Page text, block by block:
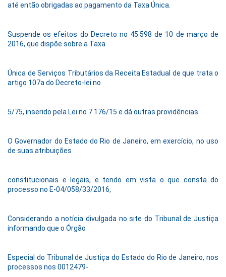
até então obrigadas ao pagamento da Taxa Única.
Suspende os efeitos do Decreto no 45.598 de 10 de março de
2016, que dispõe sobre a Taxa
Única de Serviços Tributários da Receita Estadual de que trata o
artigo 107a do Decreto-lei no
5/75, inserido pela Lei no 7.176/15 e dá outras providências.
O Governador do Estado do Rio de Janeiro, em exercício, no uso
de suas atribuições
constitucionais e legais, e tendo em vista o que consta do
processo no E-04/058/33/2016,
Considerando a notícia divulgada no site do Tribunal de Justiça
informando que o Órgão
Especial do Tribunal de Justiça do Estado do Rio de Janeiro, nos
processos nos 0012479-